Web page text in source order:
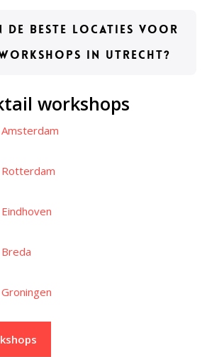
de beste locaties voor
in Utrecht?
workshops
Rotterdam